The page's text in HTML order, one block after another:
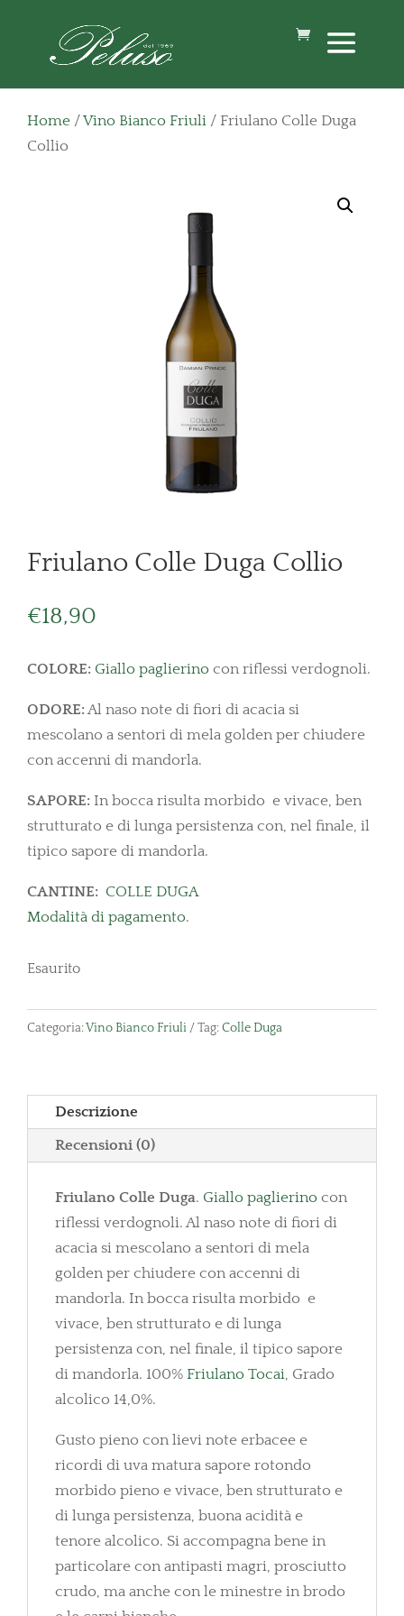
Home /Vino Bianco Friuli / Friulano Colle Duga
Collio
Friulano Colle Duga Collio
€18,90
COLORE: Giallo paglierino con riflessi verdognoli.
ODORE:Al naso note di fiori di acacia si
mescolano a sentori di mela golden per chiudere
con accenni di mandorla.
SAPORE: In bocca risulta morbido e vivace, ben
strutturato e di lunga persistenza con, nel finale, il
tipico sapore di mandorla.
CANTINE: COLLE DUGA
Modalità di pagamento.
Esaurito
Categoria:Vino Bianco Friuli Tag: Colle Duga
Descrizione
Recensioni (0)
Friulano Colle Duga. Giallo paglierino con
riflessi verdognoli. Al naso note di fiori di
acacia si mescolano a sentori di mela
golden per chiudere con accenni di
mandorla. In bocca risulta morbido e
vivace, ben strutturato e di lunga
persistenza con, nel finale, il tipico sapore
di mandorla. 100% Friulano Tocai, Grado
alcolico 14,0%.
Gusto pieno con lievi note erbacee e
ricordi di uva matura sapore rotondo
morbido pieno e vivace, ben strutturato e
di lunga persistenza, buona acidità e
tenore alcolico. Si accompagna bene in
particolare con antipasti magri, prosciutto
crudo, ma anche con le minestre in brodo